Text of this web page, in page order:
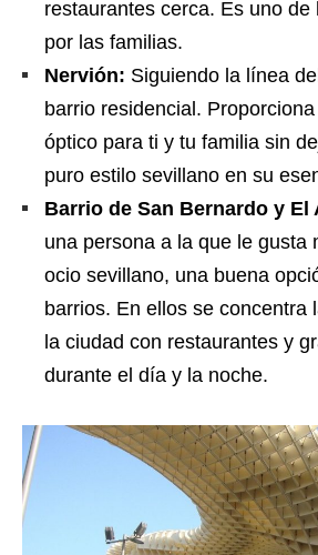
restaurantes cerca. Es uno de
por las familias.
Nervión: Siguiendo la línea
barrio residencial.
óptico para ti y tu familia sin
puro estilo sevillano en su
Barrio de San Bernardo y El
una persona a la que le gusta
ocio sevillano, una buena
barrios. En ellos se concentra
la ciudad con restaurantes y
durante el día y la noche.